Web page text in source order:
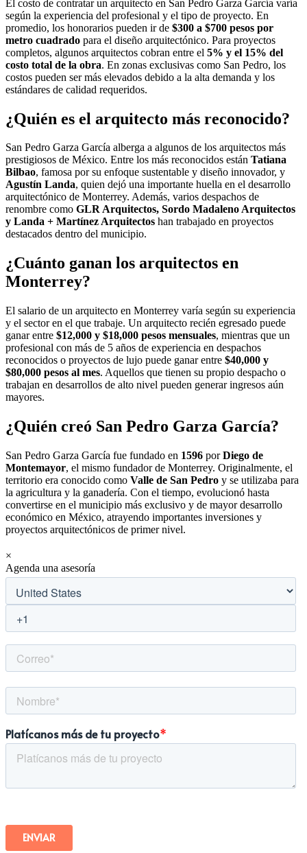
El costo de contratar un arquitecto en San Pedro Garza García varía
según la experiencia del profesional y el tipo de proyecto. En
promedio, los honorarios pueden ir de $300 a $700 pesos por
metro cuadrado para el diseño arquitectónico. Para proyectos
completos, algunos arquitectos cobran entre el 5% y el 15% del
costo total de la obra. En zonas exclusivas como San Pedro, los
costos pueden ser más elevados debido a la alta demanda y los
estándares de calidad requeridos.
¿Quién es el arquitecto más reconocido?
San Pedro Garza García alberga a algunos de los arquitectos más
prestigiosos de México. Entre los más reconocidos están Tatiana
Bilbao, famosa por su enfoque sustentable y diseño innovador, y
Agustín Landa, quien dejó una importante huella en el desarrollo
arquitectónico de Monterrey. Además, varios despachos de
renombre como GLR Arquitectos, Sordo Madaleno Arquitectos
y Landa + Martínez Arquitectos han trabajado en proyectos
destacados dentro del municipio.
¿Cuánto ganan los arquitectos en
Monterrey?
El salario de un arquitecto en Monterrey varía según su experiencia
y el sector en el que trabaje. Un arquitecto recién egresado puede
ganar entre $12,000 y $18,000 pesos mensuales, mientras que un
profesional con más de 5 años de experiencia en despachos
reconocidos o proyectos de lujo puede ganar entre $40,000 y
$80,000 pesos al mes. Aquellos que tienen su propio despacho o
trabajan en desarrollos de alto nivel pueden generar ingresos aún
mayores.
¿Quién creó San Pedro Garza García?
San Pedro Garza García fue fundado en 1596 porDiego de
Montemayor, el mismo fundador de Monterrey. Originalmente, el
territorio era conocido como Valle de San Pedro y se utilizaba para
la agricultura y la ganadería. Con el tiempo, evolucionó hasta
convertirse en el municipio más exclusivo y de mayor desarrollo
económico en México, atrayendo importantes inversiones y
proyectos arquitectónicos de primer nivel.
×
Agenda una asesoría